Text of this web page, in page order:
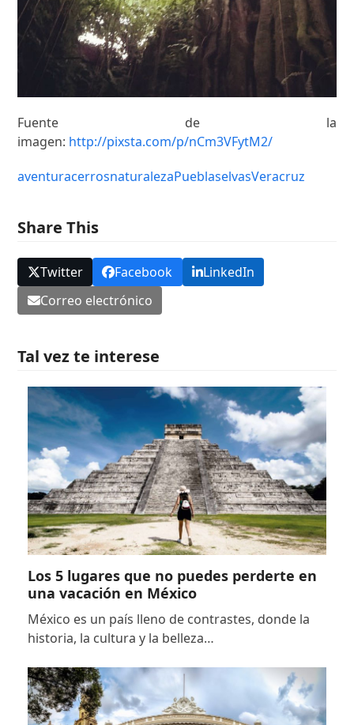
Fuente de la
imagen: http://pixsta.com/p/nCm3VFytM2/
aventuracerrosnaturalezaPueblaselvasVeracruz
Share This
Twitter Facebook
LinkedIn
Correo electrónico
Tal vez te interese
Los 5 lugares que no puedes perderte en
una vacación en México
México es un país lleno de contrastes, donde la
historia, la cultura y la belleza…